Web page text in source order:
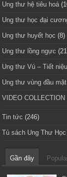
Ung thư hệ tiêu hoá
Ung thư học đại
Ung thư huyết học (8)
Ung thư lồng ngực
Ung thư Vú – Tiết
Ung thư vùng đầu
VIDEO COLLECTION
Tin tức (246)
Tủ sách Ung Thư Học
Gần đây